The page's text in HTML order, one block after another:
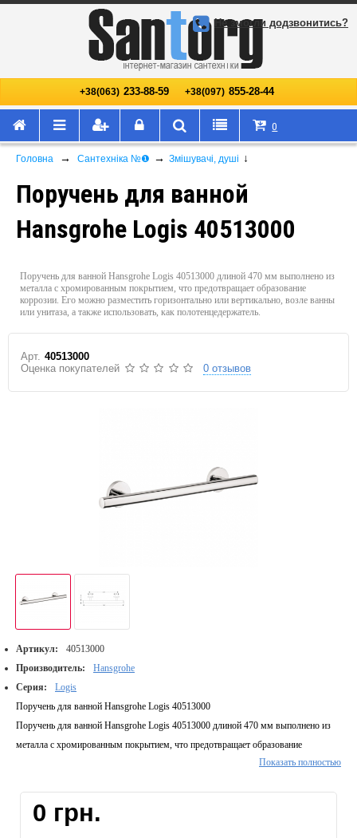
+38(063) 233-88-59 +38(097) 855-28-44
Не змогли додзвонитись?
0
Головна → Сантехніка №❶ → Змішувачі, душі ↓
Поручень для ванной
Hansgrohe Logis 40513000
Поручень для ванной Hansgrohe Logis 40513000 длиной 470 мм выполнено из
металла с хромированным покрытием, что предотвращает образование
коррозии. Его можно разместить горизонтально или вертикально, возле ванны
или унитаза, а также использовать, как полотенцедержатель.
Арт. 40513000
Оценка покупателей
0 отзывов
Артикул:
40513000
Производитель:
Hansgrohe
Серия:
Logis
Поручень для ванной Hansgrohe Logis 40513000
Поручень для ванной Hansgrohe Logis 40513000 длиной 470 мм выполнено из
металла с хромированным покрытием, что предотвращает образование
коррозии. Его можно разместить горизонтально или вертикально, возле ванны
Габариты упаковки, мм:
Габариты изделия (ВхШхГ), мм:
Показать полностью
0 грн.